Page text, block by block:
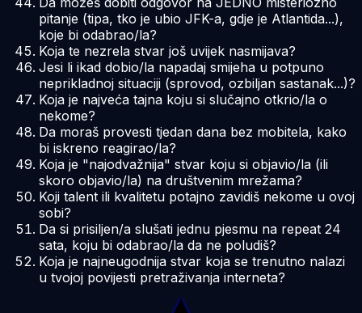
pitanje (tipa, tko je ubio JFK-a, gdje je Atlantida...),
koje bi odabrao/la?
Koja te nezrela stvar još uvijek nasmijava?
Jesi li ikad dobio/la napadaj smijeha u potpuno
neprikladnoj situaciji (sprovod, ozbiljan sastanak...)?
Koja je najveća tajna koju si slučajno otkrio/la o
nekome?
Da moraš provesti tjedan dana bez mobitela, kako
bi iskreno reagirao/la?
Koja je "najodvažnija" stvar koju si objavio/la (ili
skoro objavio/la) na društvenim mrežama?
Koji talent ili kvalitetu potajno zavidiš nekome u ovoj
sobi?
Da si prisiljen/a slušati jednu pjesmu na repeat 24
sata, koju bi odabrao/la da ne poludiš?
Koja je najneugodnija stvar koja se trenutno nalazi
u tvojoj povijesti pretraživanja interneta?